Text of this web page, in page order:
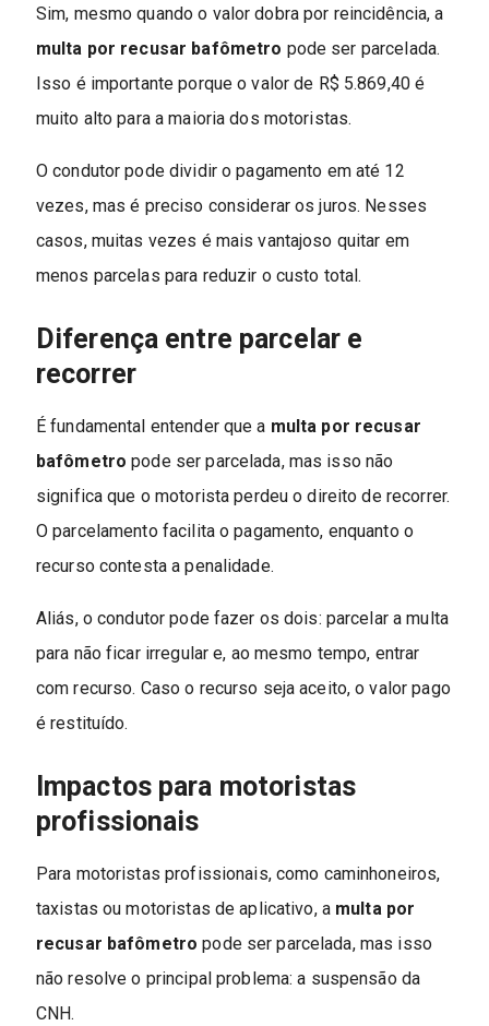
Sim, mesmo quando o valor dobra por reincidência, a
multa por recusar bafômetro pode ser parcelada.
Isso é importante porque o valor de R$ 5.869,40 é
muito alto para a maioria dos motoristas.
O condutor pode dividir o pagamento em até 12
vezes, mas é preciso considerar os juros. Nesses
casos, muitas vezes é mais vantajoso quitar em
menos parcelas para reduzir o custo total.
Diferença entre parcelar e
recorrer
É fundamental entender que a multa por recusar
bafômetro pode ser parcelada, mas isso não
significa que o motorista perdeu o direito de recorrer.
O parcelamento facilita o pagamento, enquanto o
recurso contesta a penalidade.
Aliás, o condutor pode fazer os dois: parcelar a multa
para não ficar irregular e, ao mesmo tempo, entrar
com recurso. Caso o recurso seja aceito, o valor pago
é restituído.
Impactos para motoristas
profissionais
Para motoristas profissionais, como caminhoneiros,
taxistas ou motoristas de aplicativo, a multa por
recusar bafômetro pode ser parcelada, mas isso
não resolve o principal problema: a suspensão da
CNH.